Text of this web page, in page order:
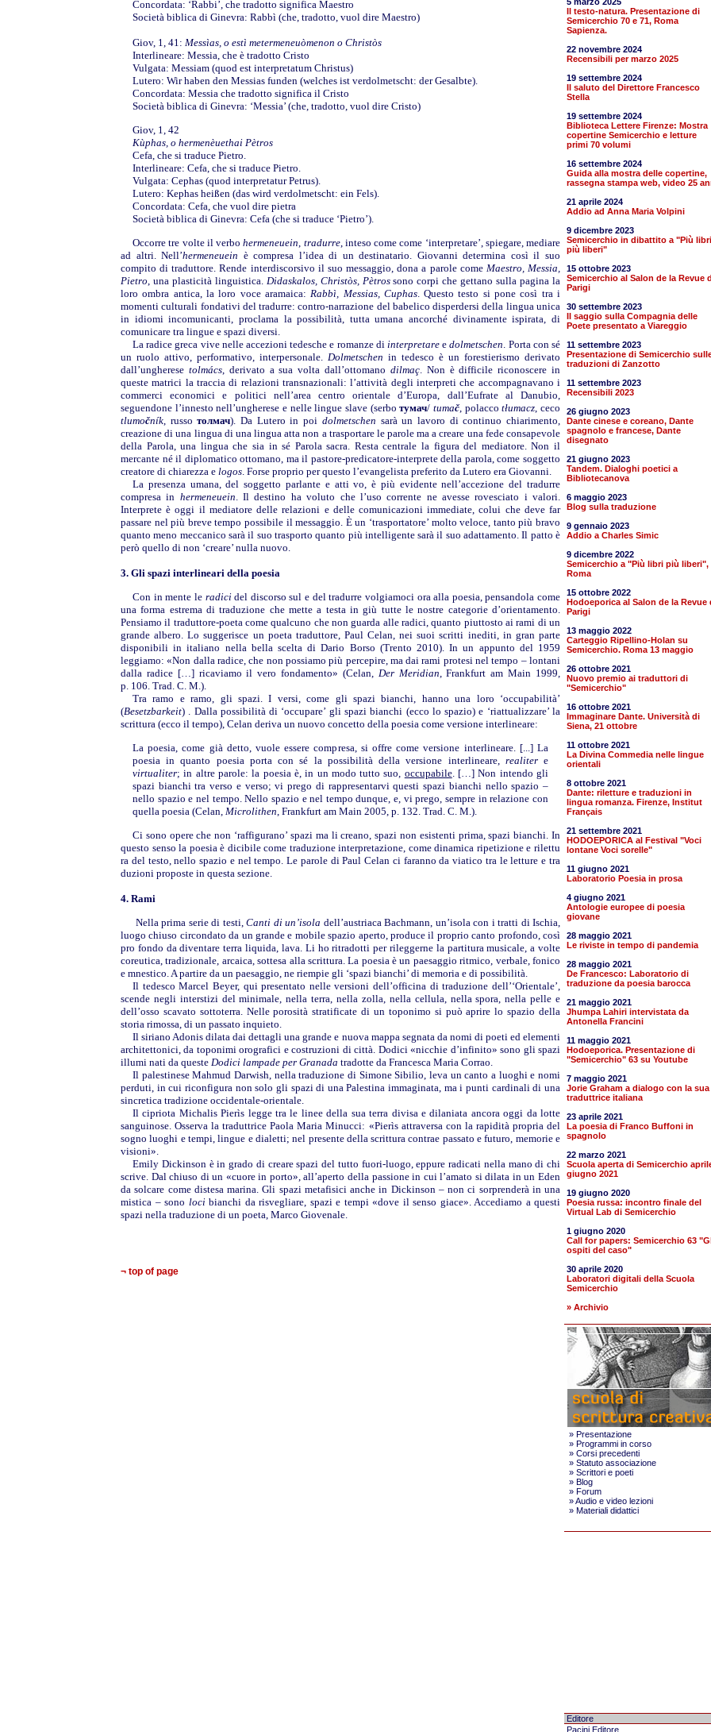
Concordata: ‘Rabbi’, che tradotto significa Maestro
Società biblica di Ginevra: Rabbì (che, tradotto, vuol dire Maestro)
Giov, 1, 41: Messìas, o estì metermeneuòmenon o Christòs
Interlineare: Messia, che è tradotto Cristo
Vulgata: Messiam (quod est interpretatum Christus)
Lutero: Wir haben den Messias funden (welches ist verdolmetscht: der Gesalbte).
Concordata: Messia che tradotto significa il Cristo
Società biblica di Ginevra: ‘Messia’ (che, tradotto, vuol dire Cristo)
Giov, 1, 42
Kùphas, o hermenèuethai Pètros
Cefa, che si traduce Pietro.
Interlineare: Cefa, che si traduce Pietro.
Vulgata: Cephas (quod interpretatur Petrus).
Lutero: Kephas heißen (das wird verdolmetscht: ein Fels).
Concordata: Cefa, che vuol dire pietra
Società biblica di Ginevra: Cefa (che si traduce ‘Pietro’).
Occorre tre volte il verbohermeneuein, tradurre, inteso come come ‘interpretare’, spiegare, mediare
ad altri. Nell’hermeneuein è compresa l’idea di un destinatario. Giovanni determina così il suo
compito di traduttore. Rende interdiscorsivo il suo messaggio, dona a parole come Maestro, Messia,
Pietro, una plasticità linguistica. Didaskalos, Christòs, Pètrossono corpi che gettano sulla pagina la
loro ombra antica, la loro voce aramaica:Rabbì, Messias, Cuphas. Questo testo si pone così tra i
momenti culturali fondativi del tradurre: contro-narrazione del babelico disperdersi della lingua unica
in idiomi incomunicanti, proclama la possibilità, tutta umana ancorché divinamente ispirata, di
comunicare tra lingue e spazi diversi.
La radice greca vive nelle accezioni tedesche e romanze di interpretare edolmetschen. Porta con sé
un ruolo attivo, performativo, interpersonale. Dolmetschen in tedesco è un forestierismo derivato
dall’ungherese tolmács, derivato a sua volta dall’ottomano dilmaç. Non è difficile riconoscere in
queste matrici la traccia di relazioni transnazionali: l’attività degli interpreti che accompagnavano i
commerci economici e politici nell’area centro orientale d’Europa, dall’Eufrate al Danubio,
seguendone l’innesto nell’ungherese e nelle lingue slave (serboтумач/tumač, polaccotłumacz, ceco
tlumočník, russoтолмач). Da Lutero in poi dolmetschen sarà un lavoro di continuo chiarimento,
creazione di una lingua di una lingua atta non a trasportare le parole ma a creare una fede consapevole
della Parola, una lingua che sia in sé Parola sacra. Resta centrale la figura del mediatore. Non il
mercante né il diplomatico ottomano, ma il pastore-predicatore-interprete della parola, come soggetto
creatore di chiarezza e logos. Forse proprio per questo l’evangelista preferito da Lutero era Giovanni.
La presenza umana, del soggetto parlante e atti vo, è più evidente nell’accezione del tradurre
compresa in hermeneuein. Il destino ha voluto che l’uso corrente ne avesse rovesciato i valori.
Interprete è oggi il mediatore delle relazioni e delle comunicazioni immediate, colui che deve far
passare nel più breve tempo possibile il messaggio. È un ‘trasportatore’ molto veloce, tanto più bravo
quanto meno meccanico sarà il suo trasporto quanto più intelligente sarà il suo adattamento. Il patto è
però quello di non ‘creare’ nulla nuovo.
3. Gli spazi interlineari della poesia
Con in mente le radicidel discorso sul e del tradurre volgiamoci ora alla poesia, pensandola come
una forma estrema di traduzione che mette a testa in giù tutte le nostre categorie d’orientamento.
Pensiamo il traduttore-poeta come qualcuno che non guarda alle radici, quanto piuttosto ai rami di un
grande albero. Lo suggerisce un poeta traduttore, Paul Celan, nei suoi scritti inediti, in gran parte
disponibili in italiano nella bella scelta di Dario Borso (Trento 2010). In un appunto del 1959
leggiamo: «Non dalla radice, che non possiamo più percepire, ma dai rami protesi nel tempo – lontani
dalla radice […] ricaviamo il vero fondamento» (Celan, Der Meridian, Frankfurt am Main 1999,
p. 106. Trad. C. M.).
Tra ramo e ramo, gli spazi. I versi, come gli spazi bianchi, hanno una loro ‘occupabilità’
(Besetzbarkeit) . Dalla possibilità di ‘occupare’ gli spazi bianchi (ecco lo spazio) e ‘riattualizzare’ la
scrittura (ecco il tempo), Celan deriva un nuovo concetto della poesia come versione interlineare:
La poesia, come già detto, vuole essere compresa, si offre come versione interlineare. [...] La
poesiain quanto poesia porta con sé la possibilità della versione interlineare, realitere
virtualiter; in altre parole: la poesia è, in un modo tutto suo, occupabile. […] Non intendo gli
spazi bianchi tra verso e verso; vi prego di rappresentarvi questi spazi bianchi nello spazio –
nello spazio e nel tempo. Nello spazio e nel tempo dunque, e, vi prego, sempre in relazione con
quella poesia (Celan, Microlithen, Frankfurt am Main 2005, p. 132. Trad. C. M.).
Ci sono opere che non ‘raffigurano’ spazi ma li creano, spazi non esistenti prima, spazi bianchi. In
questo senso la poesia è dicibile come traduzione interpretazione, come dinamica ripetizione e rilettu
ra del testo, nello spazio e nel tempo. Le parole di Paul Celan ci faranno da viatico tra le letture e tra
duzioni proposte in questa sezione.
4. Rami
Nella prima serie di testi, Canti di un’isola dell’austriaca Bachmann, un’isola con i tratti di Ischia,
luogo chiuso circondato da un grande e mobile spazio aperto, produce il proprio canto profondo, così
pro fondo da diventare terra liquida, lava. Li ho ritradotti per rileggerne la partitura musicale, a volte
coreutica, tradizionale, arcaica, sottesa alla scrittura. La poesia è un paesaggio ritmico, verbale, fonico
e mnestico. A partire da un paesaggio, ne riempie gli ‘spazi bianchi’ di memoria e di possibilità.
Il tedesco Marcel Beyer, qui presentato nelle versioni dell’officina di traduzione dell’‘Orientale’,
scende negli interstizi del minimale, nella terra, nella zolla, nella cellula, nella spora, nella pelle e
dell’osso scavato sottoterra. Nelle porosità stratificate di un toponimo si può aprire lo spazio della
storia rimossa, di un passato inquieto.
Il siriano Adonis dilata dai dettagli una grande e nuova mappa segnata da nomi di poeti ed elementi
architettonici, da toponimi orografici e costruzioni di città. Dodici «nicchie d’infinito» sono gli spazi
illumi nati da queste Dodici lampade per Granada tradotte da Francesca Maria Corrao.
Il palestinese Mahmud Darwish, nella traduzione di Simone Sibilio, leva un canto a luoghi e nomi
perduti, in cui riconfigura non solo gli spazi di una Palestina immaginata, ma i punti cardinali di una
sincretica tradizione occidentale-orientale.
Il cipriota Michalis Pierìs legge tra le linee della sua terra divisa e dilaniata ancora oggi da lotte
sanguinose. Osserva la traduttrice Paola Maria Minucci: «Pierìs attraversa con la rapidità propria del
sogno luoghi e tempi, lingue e dialetti; nel presente della scrittura contrae passato e futuro, memorie e
visioni».
Emily Dickinson è in grado di creare spazi del tutto fuori-luogo, eppure radicati nella mano di chi
scrive. Dal chiuso di un «cuore in porto», all’aperto della passione in cui l’amato si dilata in un Eden
da solcare come distesa marina. Gli spazi metafisici anche in Dickinson – non ci sorprenderà in una
mistica – sono locibianchi da risvegliare, spazi e tempi «dove il senso giace». Accediamo a questi
spazi nella traduzione di un poeta, Marco Giovenale.
¬ top of page
Il testo-natura. Presentazione di
Semicerchio 70 e 71, Roma
Sapienza.
22 novembre 2024
Recensibili per marzo 2025
19 settembre 2024
Il saluto del Direttore Francesco
Stella
19 settembre 2024
Biblioteca Lettere Firenze: Mostra
copertine Semicerchio e letture
primi 70 volumi
16 settembre 2024
Guida alla mostra delle copertine,
rassegna stampa web, video 25
21 aprile 2024
Addio ad Anna Maria Volpini
9 dicembre 2023
Semicerchio in dibattito a "Più libri
più liberi"
15 ottobre 2023
Semicerchio al Salon de la Revue
Parigi
30 settembre 2023
Il saggio sulla Compagnia delle
Poete presentato a Viareggio
11 settembre 2023
Presentazione di Semicerchio
traduzioni di Zanzotto
11 settembre 2023
Recensibili 2023
26 giugno 2023
Dante cinese e coreano, Dante
spagnolo e francese, Dante
disegnato
21 giugno 2023
Tandem. Dialoghi poetici a
Bibliotecanova
6 maggio 2023
Blog sulla traduzione
9 gennaio 2023
Addio a Charles Simic
9 dicembre 2022
Semicerchio a "Più libri più liberi",
Roma
15 ottobre 2022
Hodoeporica al Salon de la Revue
Parigi
13 maggio 2022
Carteggio Ripellino-Holan su
Semicerchio. Roma 13 maggio
26 ottobre 2021
Nuovo premio ai traduttori di
"Semicerchio"
16 ottobre 2021
Immaginare Dante. Università di
Siena, 21 ottobre
11 ottobre 2021
La Divina Commedia nelle lingue
orientali
8 ottobre 2021
Dante: riletture e traduzioni in
lingua romanza. Firenze, Institut
Français
21 settembre 2021
HODOEPORICA al Festival "Voci
lontane Voci sorelle"
11 giugno 2021
Laboratorio Poesia in prosa
4 giugno 2021
Antologie europee di poesia
giovane
28 maggio 2021
Le riviste in tempo di pandemia
28 maggio 2021
De Francesco: Laboratorio di
traduzione da poesia barocca
21 maggio 2021
Jhumpa Lahiri intervistata da
Antonella Francini
11 maggio 2021
Hodoeporica. Presentazione di
"Semicerchio" 63 su Youtube
7 maggio 2021
Jorie Graham a dialogo con la sua
traduttrice italiana
23 aprile 2021
La poesia di Franco Buffoni in
spagnolo
22 marzo 2021
Scuola aperta di Semicerchio
giugno 2021
19 giugno 2020
Poesia russa: incontro finale del
Virtual Lab di Semicerchio
1 giugno 2020
Call for papers: Semicerchio 63
ospiti del caso"
30 aprile 2020
Laboratori digitali della Scuola
Semicerchio
» Archivio
» Presentazione
» Programmi in corso
» Corsi precedenti
» Statuto associazione
» Scrittori e poeti
» Blog
» Forum
»Audio e video lezioni
» Materiali didattici
Editore
Pacini Editore